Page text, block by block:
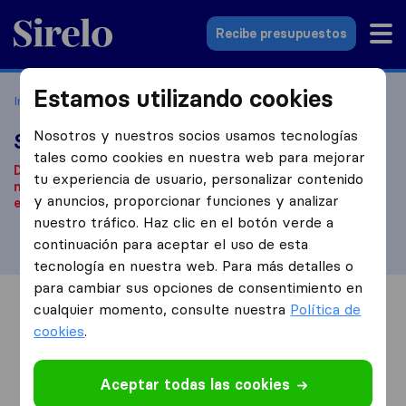
Sirelo.es
Recibe presupuestos
Inicio Empresas de mudanzas Madrid Sterling
Sterling
De acuerdo con nuestra información, esta empresa de
mudanzas ya no está operativa.¿Estás buscando una
empresa de mudanzas? Haz clicaquí.
Información Valoraciones Fuentes
Estamos utilizando cookies
Nosotros y nuestros socios usamos tecnologías
tales como cookies en nuestra web para mejorar
tu experiencia de usuario, personalizar contenido
y anuncios, proporcionar funciones y analizar
nuestro tráfico. Haz clic en el botón verde a
continuación para aceptar el uso de esta
tecnología en nuestra web. Para más detalles o
para cambiar sus opciones de consentimiento en
cualquier momento, consulte nuestra Política de
cookies.
Aceptar todas las cookies